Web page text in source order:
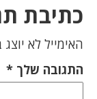
כתיבת
האימייל לא
התגובה שלך *